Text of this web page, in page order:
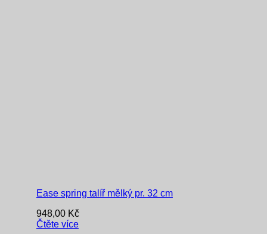
Ease spring talíř mělký pr. 32 cm
948,00 Kč
Čtěte více